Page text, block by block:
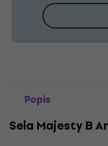
Popis
Sela Majesty B